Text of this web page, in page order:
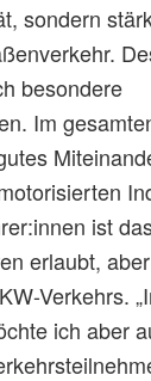
sondern
besondere
Im
ist
erlaubt,
Verkehrs.
ich aber